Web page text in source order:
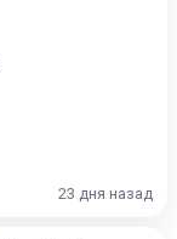
23 дня назад